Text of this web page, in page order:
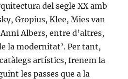
del segle XX amb
Gropius, Klee, Mies van
Albers, entre d’altres,
la modernitat’. Per tant,
artístics, frenem la
les passes que a la